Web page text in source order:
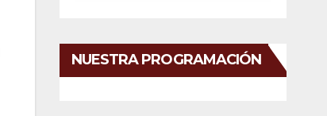
NUESTRA PROGRAMACIÓN